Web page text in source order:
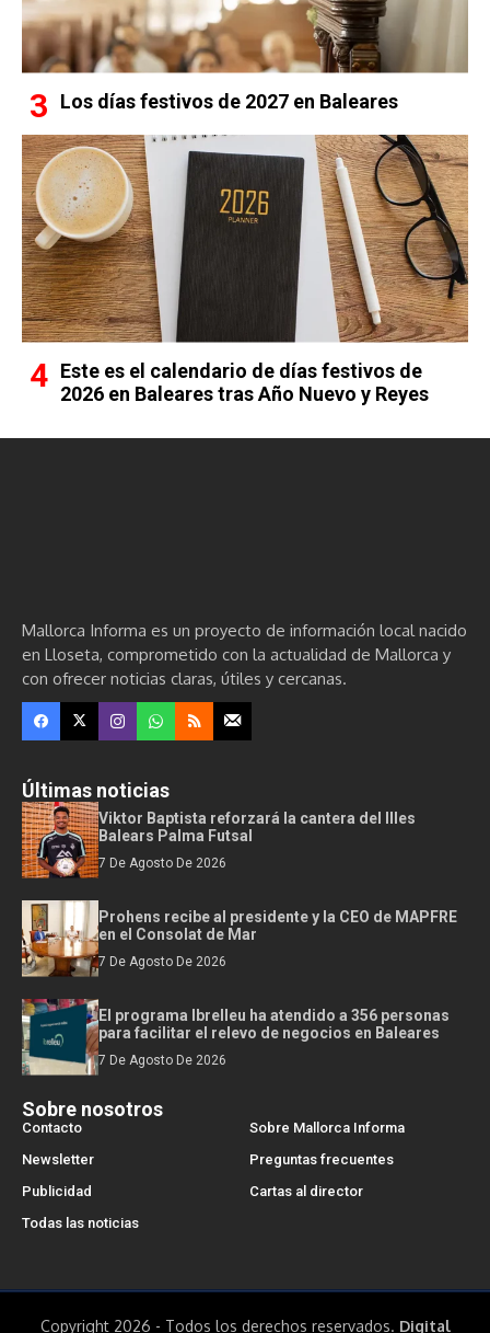
Los días festivos de 2027 en Baleares
Este es el calendario de días festivos de
2026 en Baleares tras Año Nuevo y Reyes
Mallorca Informa es un proyecto de información local nacido
en Lloseta, comprometido con la actualidad de Mallorca y
con ofrecer noticias claras, útiles y cercanas.
Últimas noticias
Viktor Baptista reforzará la cantera del Illes
Balears Palma Futsal
7 De Agosto De 2026
Prohens recibe al presidente y la CEO de MAPFRE
en el Consolat de Mar
7 De Agosto De 2026
El programa Ibrelleu ha atendido a 356 personas
para facilitar el relevo de negocios en Baleares
7 De Agosto De 2026
Sobre nosotros
Contacto
Sobre Mallorca Informa
Newsletter
Preguntas frecuentes
Publicidad
Cartas al director
Todas las noticias
Copyright 2026 - Todos los derechos reservados. Digital